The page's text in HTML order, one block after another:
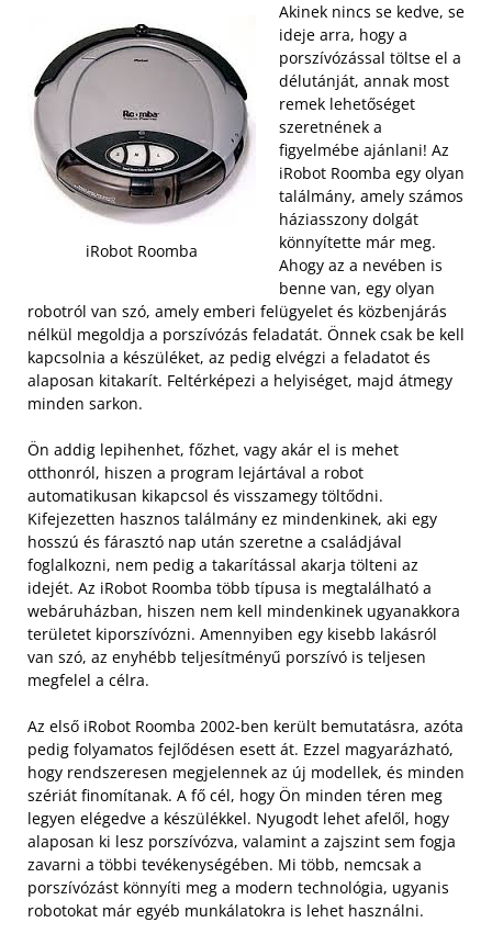
iRobot Roomba
Akinek nincs se kedve, se
ideje arra, hogy a
porszívózással töltse el a
délutánját, annak most
remek lehetőséget
szeretnének a
figyelmébe ajánlani! Az
iRobot Roomba egy olyan
találmány, amely számos
háziasszony dolgát
könnyítette már meg.
Ahogy az a nevében is
benne van, egy olyan
robotról van szó, amely emberi felügyelet és közbenjárás
nélkül megoldja a porszívózás feladatát. Önnek csak be kell
kapcsolnia a készüléket, az pedig elvégzi a feladatot és
alaposan kitakarít. Feltérképezi a helyiséget, majd átmegy
minden sarkon.
Ön addig lepihenhet, főzhet, vagy akár el is mehet
otthonról, hiszen a program lejártával a robot
automatikusan kikapcsol és visszamegy töltődni.
Kifejezetten hasznos találmány ez mindenkinek, aki egy
hosszú és fárasztó nap után szeretne a családjával
foglalkozni, nem pedig a takarítással akarja tölteni az
idejét. Az iRobot Roomba több típusa is megtalálható a
webáruházban, hiszen nem kell mindenkinek ugyanakkora
területet kiporszívózni. Amennyiben egy kisebb lakásról
van szó, az enyhébb teljesítményű porszívó is teljesen
megfelel a célra.
Az első iRobot Roomba 2002-ben került bemutatásra, azóta
pedig folyamatos fejlődésen esett át. Ezzel magyarázható,
hogy rendszeresen megjelennek az új modellek, és minden
szériát finomítanak. A fő cél, hogy Ön minden téren meg
legyen elégedve a készülékkel. Nyugodt lehet afelől, hogy
alaposan ki lesz porszívózva, valamint a zajszint sem fogja
zavarni a többi tevékenységében. Mi több, nemcsak a
porszívózást könnyíti meg a modern technológia, ugyanis
robotokat már egyéb munkálatokra is lehet használni.